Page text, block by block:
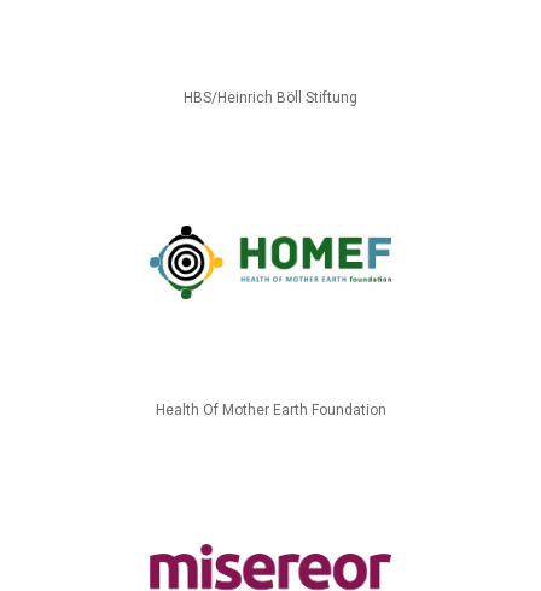
HBS/Heinrich Böll Stiftung
Health Of Mother Earth Foundation